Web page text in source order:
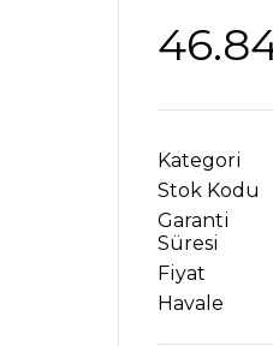
Kategori
Stok Kodu
Garanti
Süresi
Fiyat
Havale